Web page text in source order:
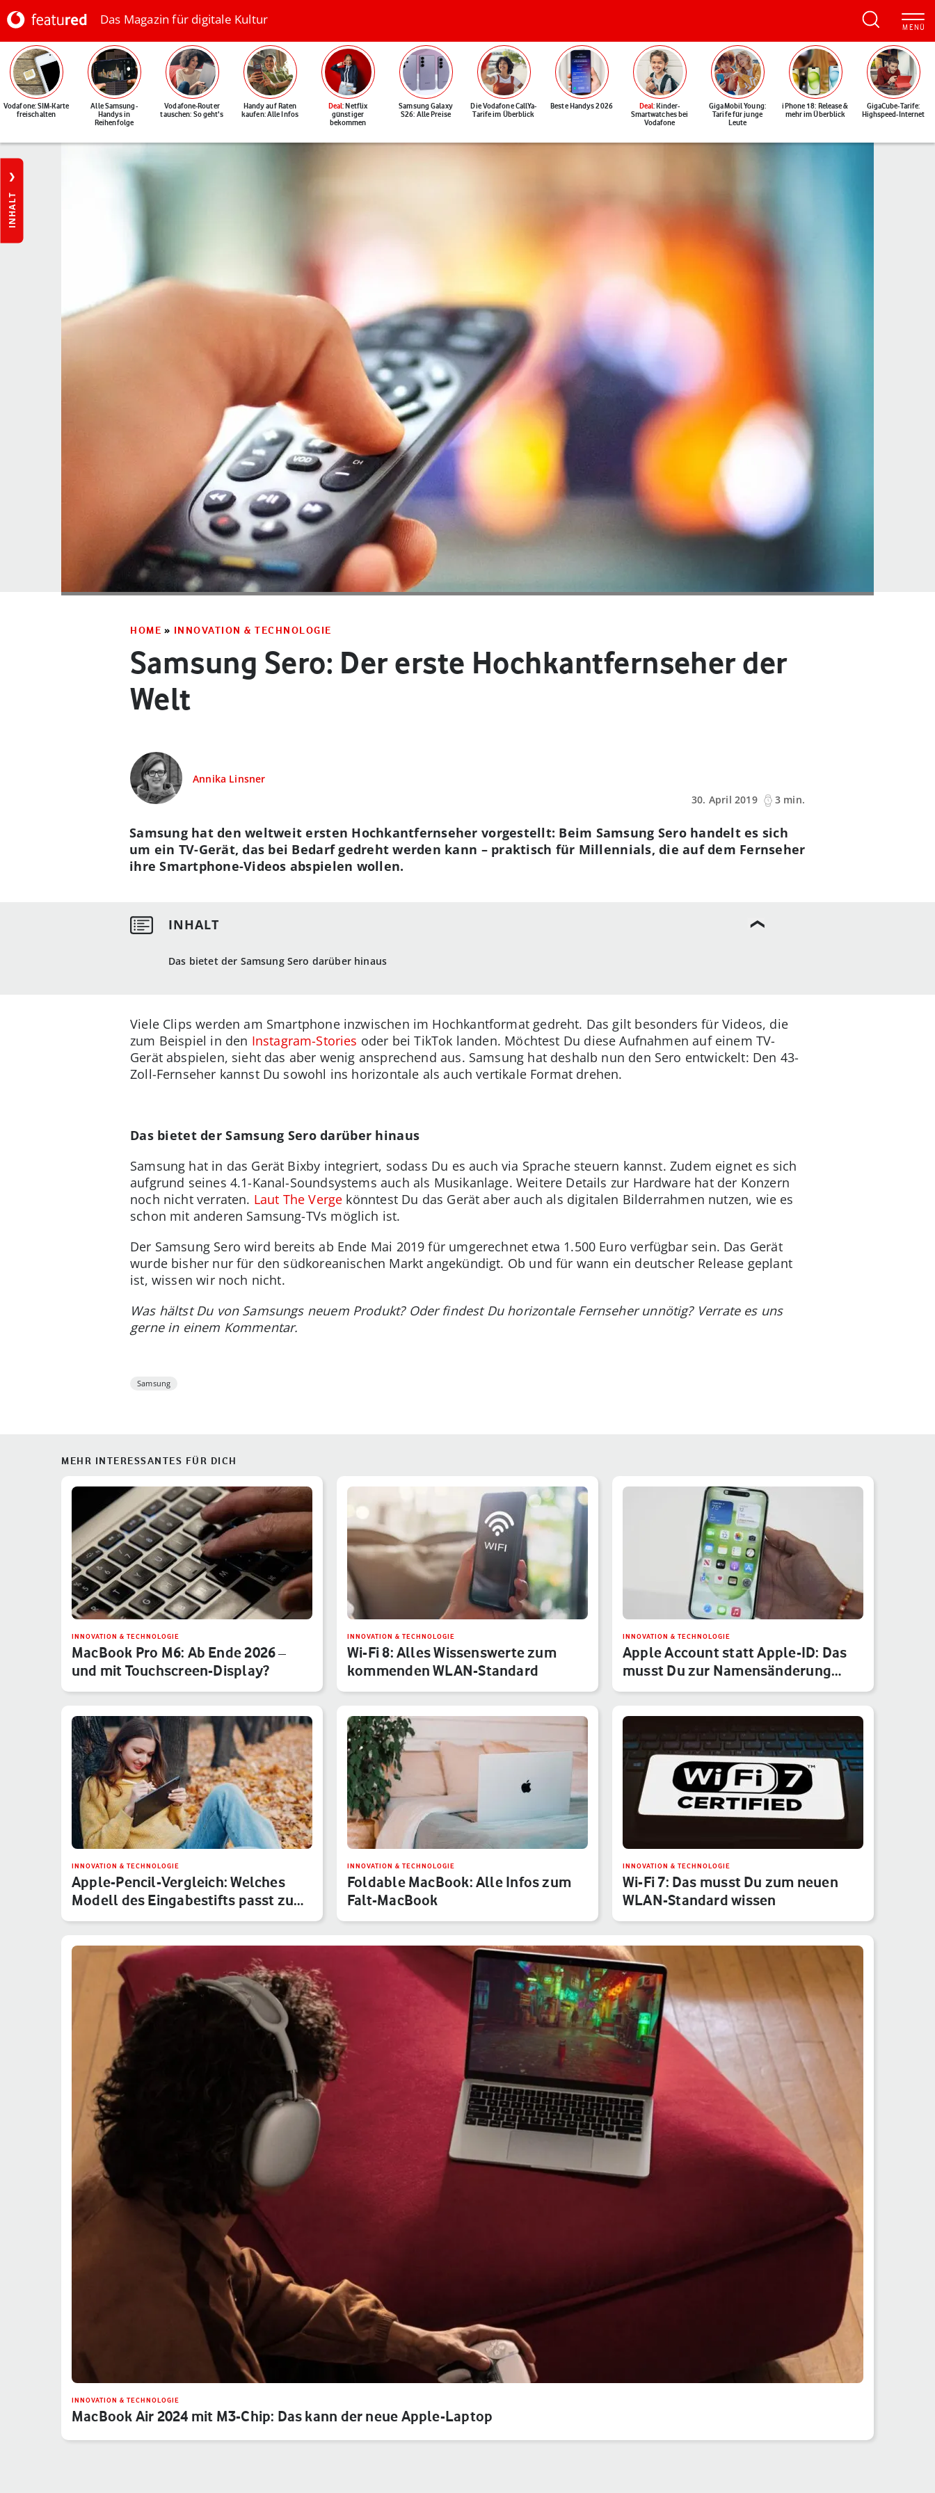
Das Magazin für digitale Kultur
Vodafone: SIM-Karte
freischalten
Alle Samsung-
Handys in
Reihenfolge
Vodafone-Router
tauschen: So geht's
Handy auf Raten
kaufen: Alle Infos
Deal: Netflix
günstiger
bekommen
Samsung Galaxy
S26: Alle Preise
Die Vodafone CallYa-
Tarife im Überblick
Beste Handys 2026 Deal: Kinder-
Smartwatches bei
Vodafone
GigaMobil Young:
Tarife für junge
Leute
iPhone 18: Release &
mehr im Überblick
GigaCube-Tarife:
Highspeed-Internet
INHALT
HOME » INNOVATION & TECHNOLOGIE
Samsung Sero: Der erste Hochkantfernseher der
Welt
Annika Linsner
30. April 2019
3 min.
Das bietet der Samsung Sero darüber hinaus
Samsung hat den weltweit ersten Hochkantfernseher vorgestellt: Beim Samsung Sero handelt es sich
um ein TV-Gerät, das bei Bedarf gedreht werden kann – praktisch für Millennials, die auf dem Fernseher
ihre Smartphone-Videos abspielen wollen.
Viele Clips werden am Smartphone inzwischen im Hochkantformat gedreht. Das gilt besonders für Videos, die
zum Beispiel in den Instagram-Stories oder bei TikTok landen. Möchtest Du diese Aufnahmen auf einem TV-
Gerät abspielen, sieht das aber wenig ansprechend aus. Samsung hat deshalb nun den Sero entwickelt: Den 43-
Zoll-Fernseher kannst Du sowohl ins horizontale als auch vertikale Format drehen.
Das bietet der Samsung Sero darüber hinaus
Samsung hat in das Gerät Bixby integriert, sodass Du es auch via Sprache steuern kannst. Zudem eignet es sich
aufgrund seines 4.1-Kanal-Soundsystems auch als Musikanlage. Weitere Details zur Hardware hat der Konzern
noch nicht verraten. Laut The Verge könntest Du das Gerät aber auch als digitalen Bilderrahmen nutzen, wie es
schon mit anderen Samsung-TVs möglich ist.
Der Samsung Sero wird bereits ab Ende Mai 2019 für umgerechnet etwa 1.500 Euro verfügbar sein. Das Gerät
wurde bisher nur für den südkoreanischen Markt angekündigt. Ob und für wann ein deutscher Release geplant
ist, wissen wir noch nicht.
Was hältst Du von Samsungs neuem Produkt? Oder findest Du horizontale Fernseher unnötig? Verrate es uns
gerne in einem Kommentar.
Samsung
MEHR INTERESSANTES FÜR DICH
INNOVATION & TECHNOLOGIE
MacBook Pro M6: Ab Ende 2026 –
und mit Touchscreen-Display?
INNOVATION & TECHNOLOGIE
Wi-Fi 8: Alles Wissenswerte zum
kommenden WLAN-Standard
INNOVATION & TECHNOLOGIE
Apple Account statt Apple-ID: Das
musst Du zur Namensänderung
wis…
INNOVATION & TECHNOLOGIE
Apple-Pencil-Vergleich: Welches
Modell des Eingabestifts passt zu…
INNOVATION & TECHNOLOGIE
Foldable MacBook: Alle Infos zum
Falt-MacBook
INNOVATION & TECHNOLOGIE
Wi-Fi 7: Das musst Du zum neuen
WLAN-Standard wissen
INNOVATION & TECHNOLOGIE
MacBook Air 2024 mit M3-Chip: Das kann der neue Apple-Laptop